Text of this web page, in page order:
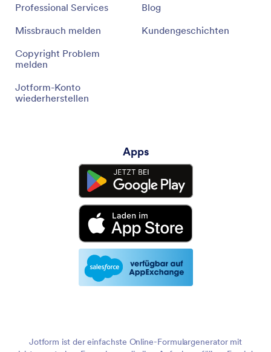
Professional Services
Missbrauch melden
Copyright Problem
melden
Jotform-Konto
wiederherstellen
Blog
Kundengeschichten
Apps
Jotform ist der einfachste Online-Formulargenerator mit